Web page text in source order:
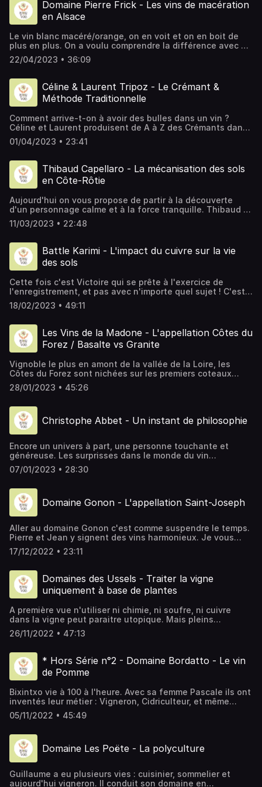
d'années, avec des méthodes culturales qui ne sont pas
sans rappeler celles que l'ont voit réapparaitre ces
et on vous souhaite comme d'habitude une bonne écoute.
Domaine Pierre Frick - Les vins de macération
en Alsace
Le vin blanc macéré/orange, on en voit et on en boit de
plus en plus. On a voulu comprendre la différence avec un
vin blanc "classique", et qui de mieux que Jean-Pierre
Frick pour nous expliquer cette méthode ? Souvenez-
l'épisode n° 18 d'aller l’interviewer : c’est chose faite ! Si
vous avez des questions, n'hésitez pas à nous contacter.
Bonne écoute ! Domaine Pierre Frick – 68250 Pfaffenheim
voixdesvignes@gmail.com
22/04/2023 • 36:09
Céline & Laurent Tripoz - Le Crémant &
Méthode Traditionnelle
Comment arrive-t-on à avoir des bulles dans un vin ?
Céline et Laurent produisent de A à Z des Crémants dans
le Mâconnais. Un savoir faire atypique pour cette région,
et quel résultat ! Si vous avez des questions, n'hésitez
71000 Mâcon tripoz@tripoz.f Nous retrouver : Instagram :
@lavoixdesvignes Email : voixdesvignes@gmail.com
01/04/2023 • 23:41
Thibaud Capellaro - La mécanisation des sols
en Côte-Rôtie
Aujourd'hui on vous propose de partir à la découverte
d'un personnage calme et à la force tranquille. Thibaud a
grandit au milieu des appellations Condieu et Côte-Rôtie
et c'est tout naturellement qu’il a eût envie de s'y
contacter. Bonne écoute ! Thibaud.capellaro@gmail.com
Nous retrouver : Instagram : @lavoixdesvignes Email :
voixdesvignes@gmail.com
11/03/2023 • 22:48
Battle Karimi - L'impact du cuivre sur la vie
des sols
Cette fois c'est Victoire qui se prête à l'exercice de
l'enregistrement, et pas avec n'importe quel sujet ! C'est
auprès de Battle Karimi, directrice scientifique chez
NovaSol Experts, que nous sommes aller chercher des
l’utilisation du cuivre et son impact. Si vous avez des
questions, n'hésitez pas à nous contacter. Bonne écoute !
Nous retrouver : Instagram : @lavoixdesvignes Email :
18/02/2023 • 49:11
Les Vins de la Madone - L'appellation Côtes du
Forez / Basalte vs Granite
Vignoble le plus en amont de la vallée de la Loire, les
Côtes du Forez sont nichées sur les premiers coteaux
volcaniques du Massif Central, au coeur du département
de la Loire. Le Gamay y règne en roi sur des sols souvent
et le travail de Gilles Bonnefoy que l'on vous propose de
découvrir Si vous avez des questions, n'hésitez pas à
nous contacter. Bonne écoute ! Les Vins de la Madone –
https://lesvinsdelamadone.fr/ Nous retrouver : Instagram :
@lavoixdesvignes Email : voixdesvignes@gmail.com Notre
partenaire et webdesigner /infographiste : Instagram :
@thibaugraphie Email : thibaugraphie@hotmail.com Site
28/01/2023 • 45:26
Christophe Abbet - Un instant de philosophie
Encore un univers à part, une personne touchante et
généreuse. Les surprisses dans le monde du vin
dépassent les frontières française comme vous vous en
doutez. On vus propose ici un dialogue, une vision et une
vous avez des questions, n'hésitez pas à nous contacter.
Bonne écoute ! Christophe Abbet – 1920 Martigny. Nous
retrouver : Instagram : @lavoixdesvignes Email :
webdesigner /infographiste : Instagram : @thibaugraphie
Email : thibaugraphie@hotmail.com Site internet :
https://www.thibaugraphie.fr/
07/01/2023 • 28:30
Domaine Gonon - L'appellation Saint-Joseph
Aller au domaine Gonon c'est comme suspendre le temps.
Pierre et Jean y signent des vins harmonieux. Je vous
laisse plonger dans l'univers des vins de Saint-Joseph. Si
vous avez des questions, n'hésitez pas à nous contacter.
et Jean Gonon . E-mail : gonon.pierre@wanadoo.fr Nous
retrouver : Instagram : @lavoixdesvignes Email :
voixdesvignes@gmail.com Notre partenaire et
Email : thibaugraphie@hotmail.com Site internet :
https://www.thibaugraphie.fr/
17/12/2022 • 23:11
Domaines des Ussels - Traiter la vigne
uniquement à base de plantes
A première vue n'utiliser ni chimie, ni soufre, ni cuivre
dans la vigne peut paraitre utopique. Mais pleins
d'envies, de réflexions, d'essaies et de doutes Alexandre
et Amelie ont tenté le pari. Un chemin une nouvelle voix
Alexandre Desanges-Guillin . E-mail :
lesussels@gmail.com Nous retrouver : Instagram :
@lavoixdesvignes Email : voixdesvignes@gmail.com Notre
@thibaugraphie Email : thibaugraphie@hotmail.com Site
internet : https://www.thibaugraphie.fr/
26/11/2022 • 47:13
* Hors Série n°2 - Domaine Bordatto - Le vin
de Pomme
Bixintxo vie à 100 à l'heure. Avec sa femme Pascale ils ont
inventés leur métier : Vigneron, Cidriculteur, et même
certain vendredi soir Restaurateur. C'est vivant, sa respire
la pomme, bref c'est tout un univers au domaine Bordatto.
contacter. Bonne écoute ! Domaine Bordatto – 64220
Jaxu - Pascale et Bixintxo Aphaule . E-mail :
bordatto@orange.fr Nous retrouver : Instagram :
Notre partenaire et webdesigner /infographiste :
05/11/2022 • 45:49
Domaine Les Poëte - La polyculture
Guillaume a eu plusieurs vies : cuisinier, sommelier et
aujourd'hui vigneron. Il conduit son domaine en